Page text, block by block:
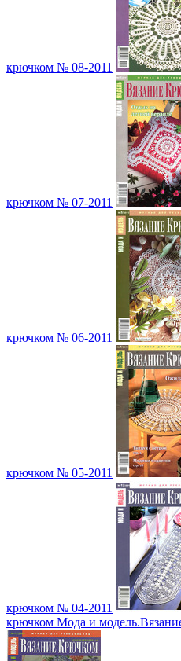
крючком № 08-2011
крючком № 07-2011
крючком № 06-2011
крючком № 05-2011
крючком № 04-2011
крючком Мода и